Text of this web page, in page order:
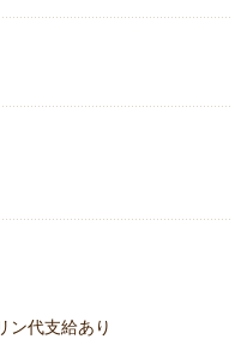
ン代支給あり